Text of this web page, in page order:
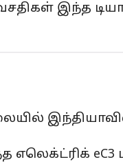
இந்த
எலெக்ட்ரிக் eC3